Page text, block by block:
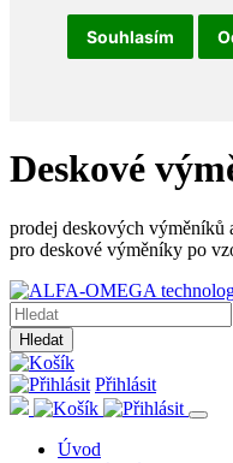
Souhlasím
Deskové
prodej deskových výměníků
pro deskové výměníky po
Hledat
Přihlásit
Úvod